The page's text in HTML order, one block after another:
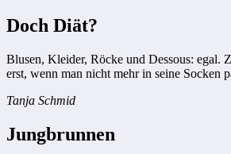
Doch Diät?
Blusen, Kleider, Röcke und Dessous: egal.
erst, wenn man nicht mehr in seine Socken
Tanja Schmid
Jungbrunnen